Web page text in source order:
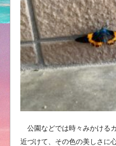
公園などでは時々みかける
近づけて、その色の美しさに